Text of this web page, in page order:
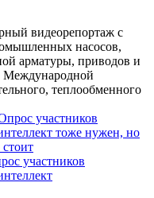
видеорепортаж с
насосов,
арматуры, приводов и
Международной
теплообменного
участников